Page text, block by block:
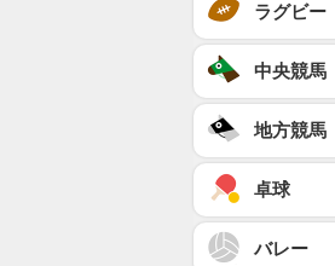
ラグビー
中央競馬
地方競馬
卓球
バレー